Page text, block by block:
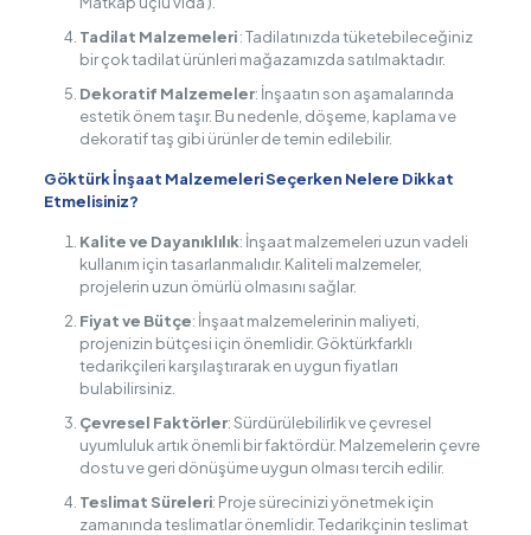
Tadilat Malzemeleri: Tadilatınızda tüketebileceğiniz
bir çok tadilat ürünleri mağazamızda satılmaktadır.
Dekoratif Malzemeler: İnşaatın son aşamalarında
estetik önem taşır. Bu nedenle, döşeme, kaplama ve
dekoratif taş gibi ürünler de temin edilebilir.
Göktürk İnşaat Malzemeleri Seçerken Nelere Dikkat
Etmelisiniz?
Kalite ve Dayanıklılık: İnşaat malzemeleri uzun vadeli
kullanım için tasarlanmalıdır. Kaliteli malzemeler,
projelerin uzun ömürlü olmasını sağlar.
Fiyat ve Bütçe: İnşaat malzemelerinin maliyeti,
projenizin bütçesi için önemlidir. Göktürkfarklı
tedarikçileri karşılaştırarak en uygun fiyatları
bulabilirsiniz.
Çevresel Faktörler: Sürdürülebilirlik ve çevresel
uyumluluk artık önemli bir faktördür. Malzemelerin çevre
dostu ve geri dönüşüme uygun olması tercih edilir.
Teslimat Süreleri: Proje sürecinizi yönetmek için
zamanında teslimatlar önemlidir. Tedarikçinin teslimat